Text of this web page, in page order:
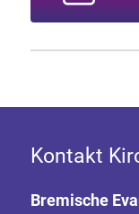
Kontakt
Bremische